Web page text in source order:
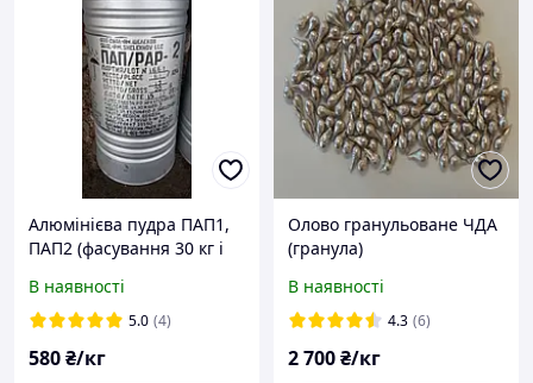
Алюмінієва пудра ПАП1,
ПАП2 (фасування 30 кг і
В наявності
5.0 (4)
580₴/кг
Олово гранульоване ЧДА
(гранула)
В наявності
4.3 (6)
2 700₴/кг